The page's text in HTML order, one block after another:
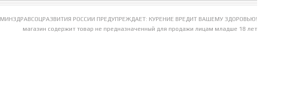
МИНЗДРАВСОЦРАЗВИТИЯ РОССИИ ПРЕДУПРЕЖДАЕТ: КУРЕНИЕ ВРЕДИТ ВАШЕМУ ЗДОРОВЬЮ!
магазин содержит товар не предназначенный для продажи лицам младше 18 лет